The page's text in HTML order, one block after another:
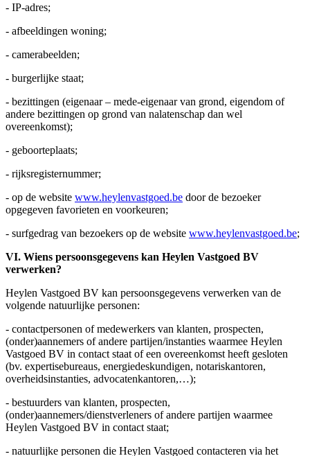
- IP-adres;
- afbeeldingen woning;
- camerabeelden;
- burgerlijke staat;
- bezittingen (eigenaar – mede-eigenaar van grond, eigendom of
andere bezittingen op grond van nalatenschap dan wel
overeenkomst);
- geboorteplaats;
- rijksregisternummer;
- op de website www.heylenvastgoed.be door de bezoeker
opgegeven favorieten en voorkeuren;
- surfgedrag van bezoekers op de website www.heylenvastgoed.be;
VI. Wiens persoonsgegevens kan Heylen Vastgoed BV
verwerken?
Heylen Vastgoed BV kan persoonsgegevens verwerken van de
volgende natuurlijke personen:
- contactpersonen of medewerkers van klanten, prospecten,
(onder)aannemers of andere partijen/instanties waarmee Heylen
Vastgoed BV in contact staat of een overeenkomst heeft gesloten
(bv. expertisebureaus, energiedeskundigen, notariskantoren,
overheidsinstanties, advocatenkantoren,…);
- bestuurders van klanten, prospecten,
(onder)aannemers/dienstverleners of andere partijen waarmee
Heylen Vastgoed BV in contact staat;
- natuurlijke personen die Heylen Vastgoed contacteren via het